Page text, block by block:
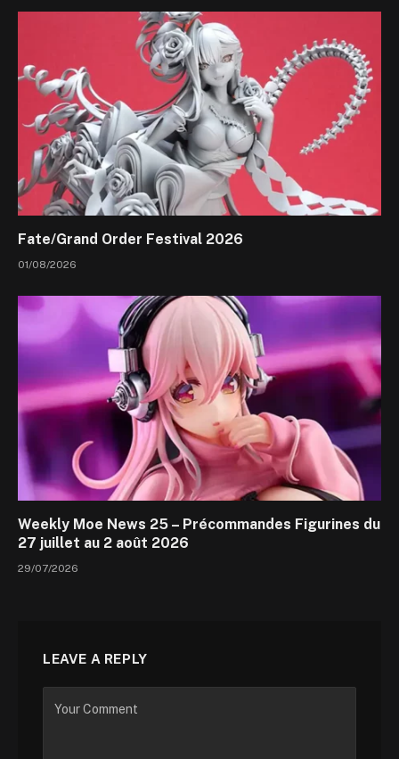
Fate/Grand Order Festival 2026
01/08/2026
Weekly Moe News 25 – Précommandes Figurines du
27 juillet au 2 août 2026
29/07/2026
LEAVE A REPLY